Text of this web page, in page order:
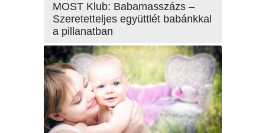
MOST Klub: Babamasszázs –
Szeretetteljes együttlét babánkkal
a pillanatban